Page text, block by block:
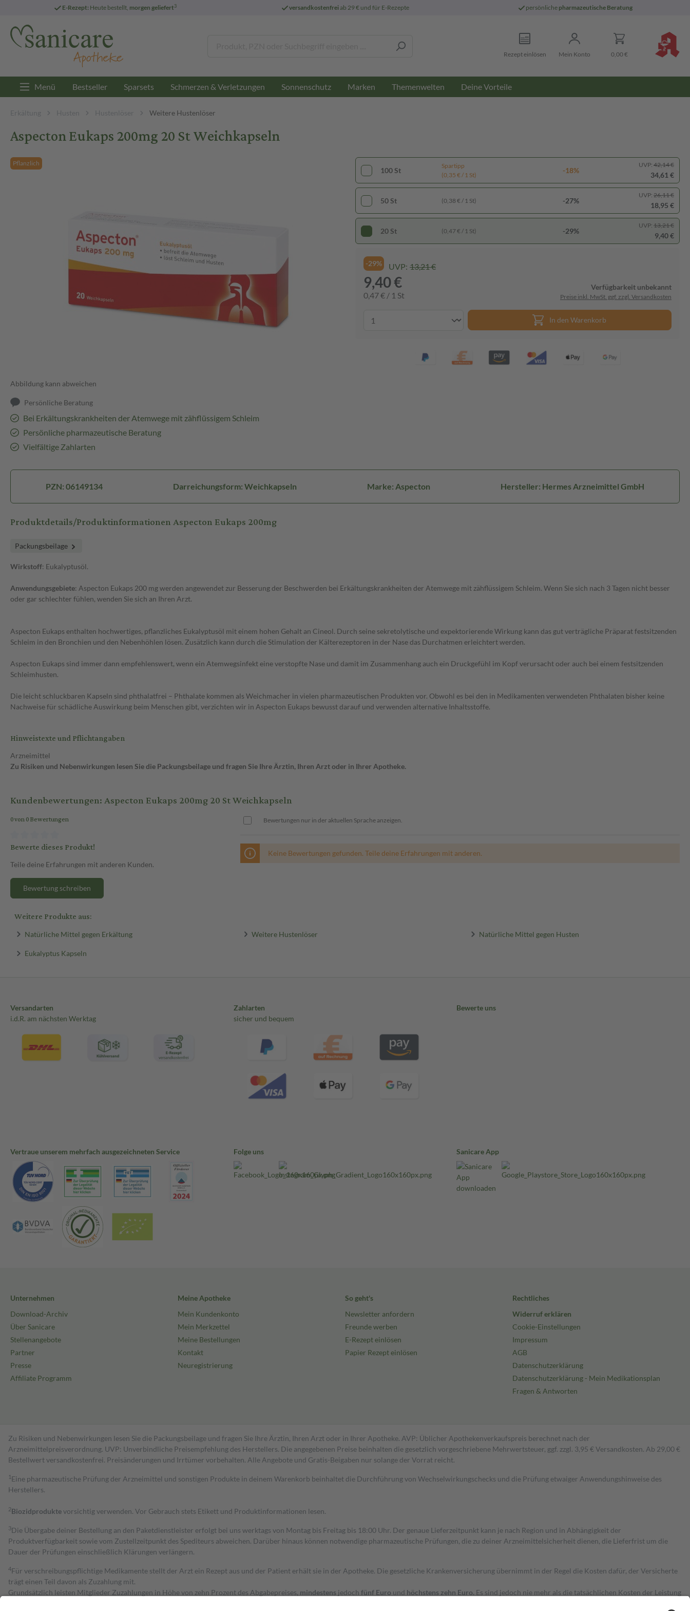
E-Rezept: Heute bestellt, morgen geliefert3 versandkostenfreiab 29 € und für E-Rezepte persönliche pharmazeutische Beratung
Rezept einlösen Mein Konto 0,00 €
Menü Bestseller Sparsets Schmerzen & Verletzungen Sonnenschutz Marken Themenwelten Deine Vorteile
Erkältung Husten Hustenlöser Weitere Hustenlöser
Aspecton Eukaps 200mg 20 St Weichkapseln
Pflanzlich
Abbildung kann abweichen
Persönliche Beratung
Bei Erkältungskrankheiten der Atemwege mit zähflüssigem Schleim
Persönliche pharmazeutische Beratung
Vielfältige Zahlarten
100 St
Spartipp
(0,35 € / 1 St)
-18%
UVP: 42,14 €
34,61 €
50 St (0,38 € / 1 St) -27%
UVP: 26,11 €
18,95 €
20 St (0,47 € / 1 St) -29%
UVP: 13,21 €
9,40 €
-29% UVP: 13,21 €
9,40 €
0,47 € / 1 St
Verfügbarkeit unbekannt
Preise inkl. MwSt. ggf. zzgl. Versandkosten
In den Warenkorb
PZN: 06149134 Darreichungsform: Weichkapseln Marke: Aspecton Hersteller: Hermes Arzneimittel GmbH
Produktdetails/Produktinformationen Aspecton Eukaps 200mg
Packungsbeilage
Wirkstoff: Eukalyptusöl.
Anwendungsgebiete: Aspecton Eukaps 200 mg werden angewendet zur Besserung der Beschwerden bei Erkältungskrankheiten der Atemwege mit zähflüssigem Schleim. Wenn Sie sich nach 3 Tagen nicht besser
oder gar schlechter fühlen, wenden Sie sich an Ihren Arzt.
Aspecton Eukaps enthalten hochwertiges, pflanzliches Eukalyptusöl mit einem hohen Gehalt an Cineol. Durch seine sekretolytische und expektorierende Wirkung kann das gut verträgliche Präparat festsitzenden
Schleim in den Bronchien und den Nebenhöhlen lösen. Zusätzlich kann durch die Stimulation der Kälterezeptoren in der Nase das Durchatmen erleichtert werden.
Aspecton Eukaps sind immer dann empfehlenswert, wenn ein Atemwegsinfekt eine verstopfte Nase und damit im Zusammenhang auch ein Druckgefühl im Kopf verursacht oder auch bei einem festsitzenden
Schleimhusten.
Die leicht schluckbaren Kapseln sind phthalatfrei – Phthalate kommen als Weichmacher in vielen pharmazeutischen Produkten vor. Obwohl es bei den in Medikamenten verwendeten Phthalaten bisher keine
Nachweise für schädliche Auswirkung beim Menschen gibt, verzichten wir in Aspecton Eukaps bewusst darauf und verwenden alternative Inhaltsstoffe.
Hinweistexte und Pflichtangaben
Arzneimittel
Zu Risiken und Nebenwirkungen lesen Sie die Packungsbeilage und fragen Sie Ihre Ärztin, Ihren Arzt oder in Ihrer Apotheke.
Kundenbewertungen: Aspecton Eukaps 200mg 20 St Weichkapseln
0 von 0 Bewertungen
Bewerte dieses Produkt!
Teile deine Erfahrungen mit anderen Kunden.
Bewertung schreiben
Bewertungen nur in der aktuellen Sprache anzeigen.
Keine Bewertungen gefunden. Teile deine Erfahrungen mit anderen.
Weitere Produkte aus:
Natürliche Mittel gegen Erkältung Weitere Hustenlöser Natürliche Mittel gegen Husten
Eukalyptus Kapseln
Versandarten
i.d.R. am nächsten Werktag
Zahlarten
sicher und bequem
Bewerte uns
Vertraue unserem mehrfach ausgezeichneten Service Folge uns Sanicare App
Unternehmen
Download-Archiv
Über Sanicare
Stellenangebote
Partner
Presse
Affiliate Programm
Meine Apotheke
Mein Kundenkonto
Mein Merkzettel
Meine Bestellungen
Kontakt
Neuregistrierung
So geht's
Newsletter anfordern
Freunde werben
E-Rezept einlösen
Papier Rezept einlösen
Rechtliches
Widerruf erklären
Cookie-Einstellungen
Impressum
AGB
Datenschutzerklärung
Datenschutzerklärung - Mein Medikationsplan
Fragen & Antworten
Zu Risiken und Nebenwirkungen lesen Sie die Packungsbeilage und fragen Sie Ihre Ärztin, Ihren Arzt oder in Ihrer Apotheke. AVP: Üblicher Apothekenverkaufspreis berechnet nach der
Arzneimittelpreisverordnung. UVP: Unverbindliche Preisempfehlung des Herstellers. Die angegebenen Preise beinhalten die gesetzlich vorgeschriebene Mehrwertsteuer, ggf. zzgl. 3,95 € Versandkosten. Ab 29,00 €
Bestell­wert versand­kosten­frei. Preisänderungen und Irrtümer vorbehalten. Alle Angebote und Gratis-Beigaben nur solange der Vorrat reicht.
1 Eine pharmazeutische Prüfung der Arzneimittel und sonstigen Produkte in deinem Warenkorb beinhaltet die Durchführung von Wechselwirkungschecks und die Prüfung etwaiger Anwendungshinweise des
Herstellers.
2Biozidproduktevorsichtig verwenden. Vor Gebrauch stets Etikett und Produktinformationen lesen.
3Die Übergabe deiner Bestellung an den Paketdienstleister erfolgt bei uns werktags von Montag bis Freitag bis 18:00 Uhr. Der genaue Lieferzeitpunkt kann je nach Region und in Abhängigkeit der
Produktverfügbarkeit sowie vom Zustellzeitpunkt des Spediteurs abweichen. Darüber hinaus können notwendige pharmazeutische Prüfungen, die zu deiner Arzneimittelsicherheit dienen, die Lieferfrist um die
Dauer der Prüfungen einschließlich Klärungen verlängern.
4Für verschreibungspflichtige Medikamente stellt der Arzt ein Rezept aus und der Patient erhält sie in der Apotheke. Die gesetzliche Krankenversicherung übernimmt in der Regel die Kosten dafür, der Versicherte
trägt einen Teil davon als Zuzahlung mit.
Grundsätzlich leisten Mitglieder Zuzahlungen in Höhe von zehn Prozent des Abgabepreises, mindestens jedoch fünf Euro und höchstens zehn Euro. Es sind jedoch nie mehr als die tatsächlichen Kosten der Leistung